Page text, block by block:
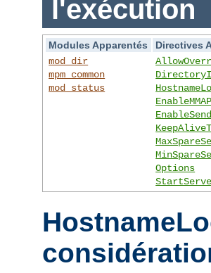
l'exécution
Modules Apparentés
Directives
mod_dir
mpm_common
mod_status
EnableMMAP
Options